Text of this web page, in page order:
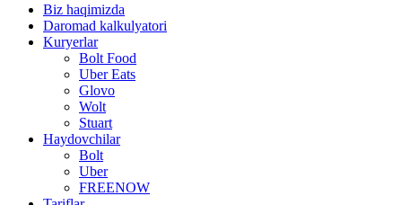
Biz haqimizda
Daromad kalkulyatori
Kuryerlar
Bolt Food
Uber Eats
Glovo
Wolt
Stuart
Haydovchilar
Bolt
Uber
FREENOW